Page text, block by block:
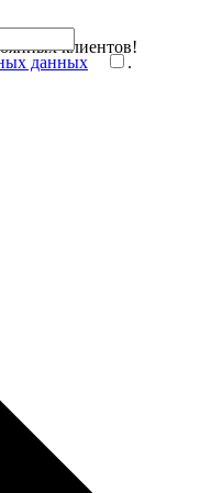
клиентов!
данных .